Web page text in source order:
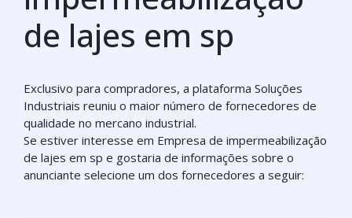
de lajes em sp
Exclusivo para compradores, a plataforma Soluções
Industriais reuniu o maior número de fornecedores de
qualidade no mercano industrial.
Se estiver interesse em Empresa de impermeabilização
de lajes em sp e gostaria de informações sobre o
anunciante selecione um dos fornecedores a seguir: